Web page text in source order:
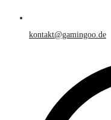
kontakt@gamingoo.de